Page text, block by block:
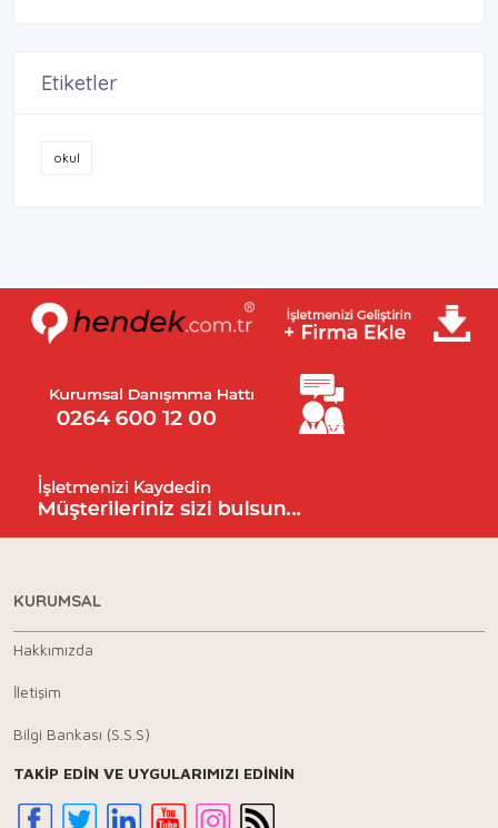
Etiketler
okul
KURUMSAL
Hakkımızda
İletişim
Bilgi Bankası (S.S.S)
TAKİP EDİN VE UYGULARIMIZI EDİNİN